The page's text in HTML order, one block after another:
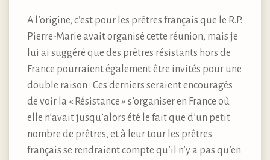
A l’origine, c’est pour les prêtres français que le R.P.
Pierre-Marie avait organisé cette réunion, mais je
lui ai suggéré que des prêtres résistants hors de
France pourraient également être invités pour une
double raison : Ces derniers seraient encouragés
de voir la « Résistance » s’organiser en France où
elle n’avait jusqu’alors été le fait que d’un petit
nombre de prêtres, et à leur tour les prêtres
français se rendraient compte qu’il n’y a pas qu’en